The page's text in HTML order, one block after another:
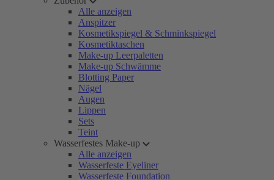
Alle anzeigen
Anspitzer
Kosmetikspiegel & Schminkspiegel
Kosmetiktaschen
Make-up Leerpaletten
Make-up Schwämme
Blotting Paper
Nägel
Augen
Lippen
Sets
Teint
Wasserfestes Make-up
Alle anzeigen
Wasserfeste Eyeliner
Wasserfeste Foundation